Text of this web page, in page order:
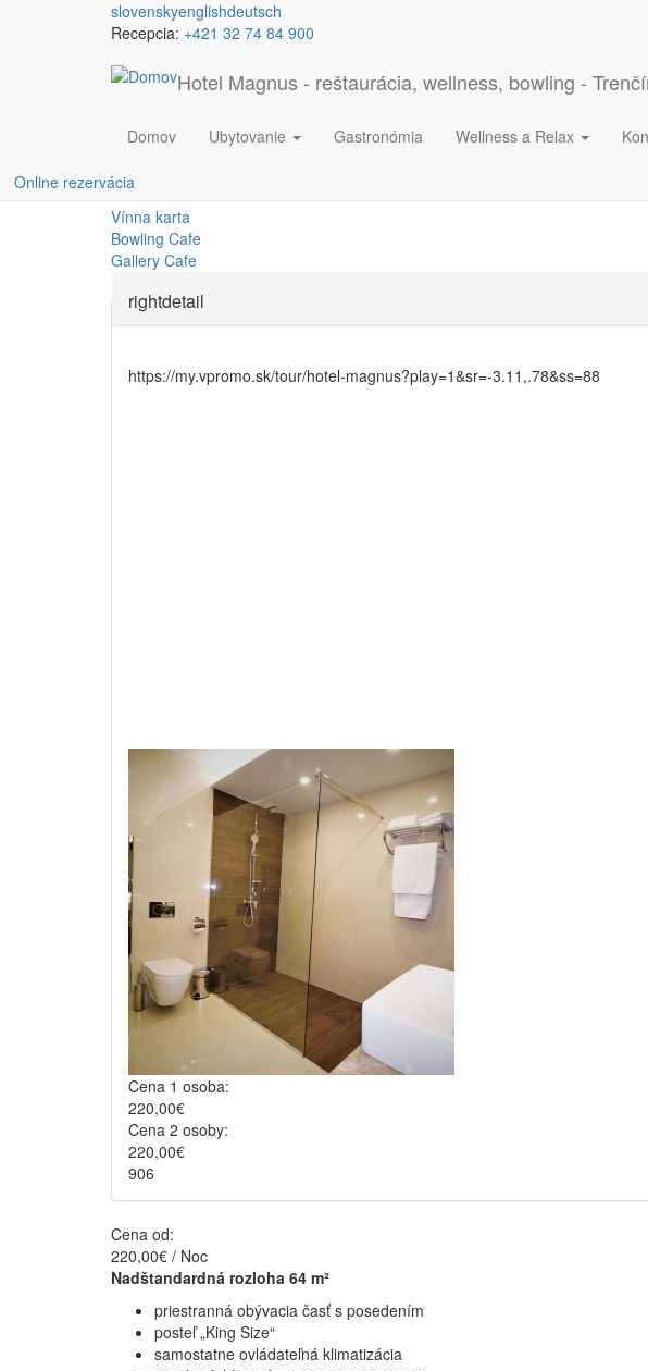
Skočiť na hlavný obsah
slovenskyenglishdeutsch
Recepcia: +421 32 74 84 900
Hotel Magnus - reštaurácia, wellness, bowling -
Domov Ubytovanie Gastronómia Wellness a Relax
Online rezervácia
Junior suita
Jedálny a nápojový lístok
Sushi menu
Vínna karta
Bowling Cafe
Gallery Cafe
rightdetail
https://my.vpromo.sk/tour/hotel-magnus?play=1&sr=-3.11,.78&ss=88
Cena 1 osoba:
220,00€
Cena 2 osoby:
220,00€
906
Cena od:
220,00€ / Noc
Nadštandardná rozloha 64 m²
priestranná obývacia časť s posedením
posteľ „King Size“
samostatne ovládateľná klimatizácia